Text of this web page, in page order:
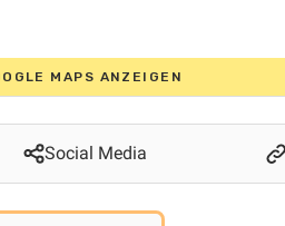
MAPS ANZEIGEN
Social Media